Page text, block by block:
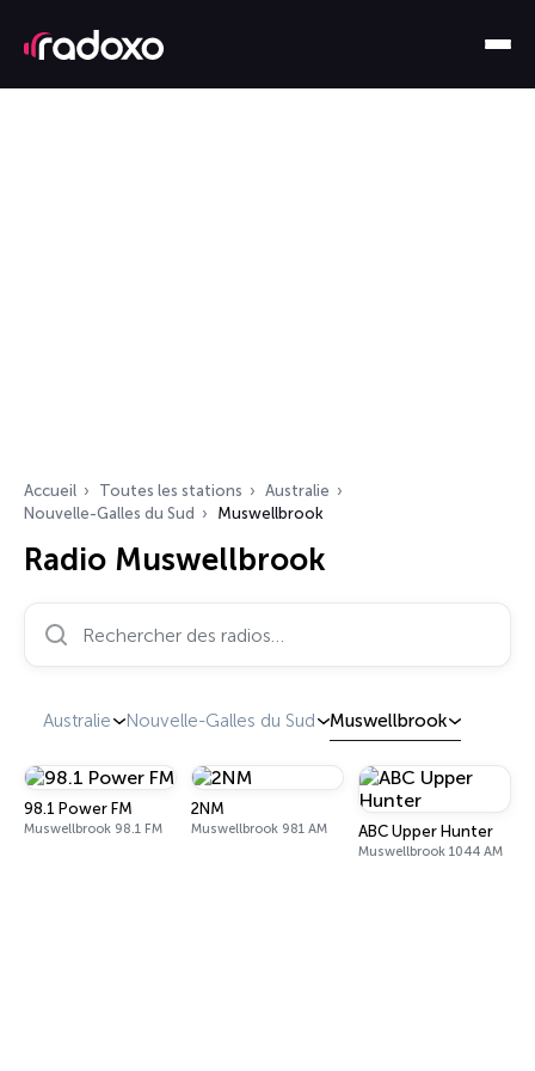
Accueil Toutes les stations
Australie
Nouvelle-Galles du Sud
Muswellbrook
Radio Muswellbrook
Australie Nouvelle-Galles du Sud Muswellbrook
98.1 Power FM
Muswellbrook 98.1 FM
2NM
Muswellbrook 981 AM ABC Upper Hunter
Muswellbrook 1044 AM